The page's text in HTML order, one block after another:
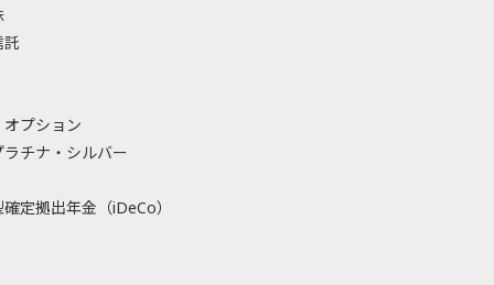
託
プション
ラチナ・シルバー
定拠出年金（iDeCo）